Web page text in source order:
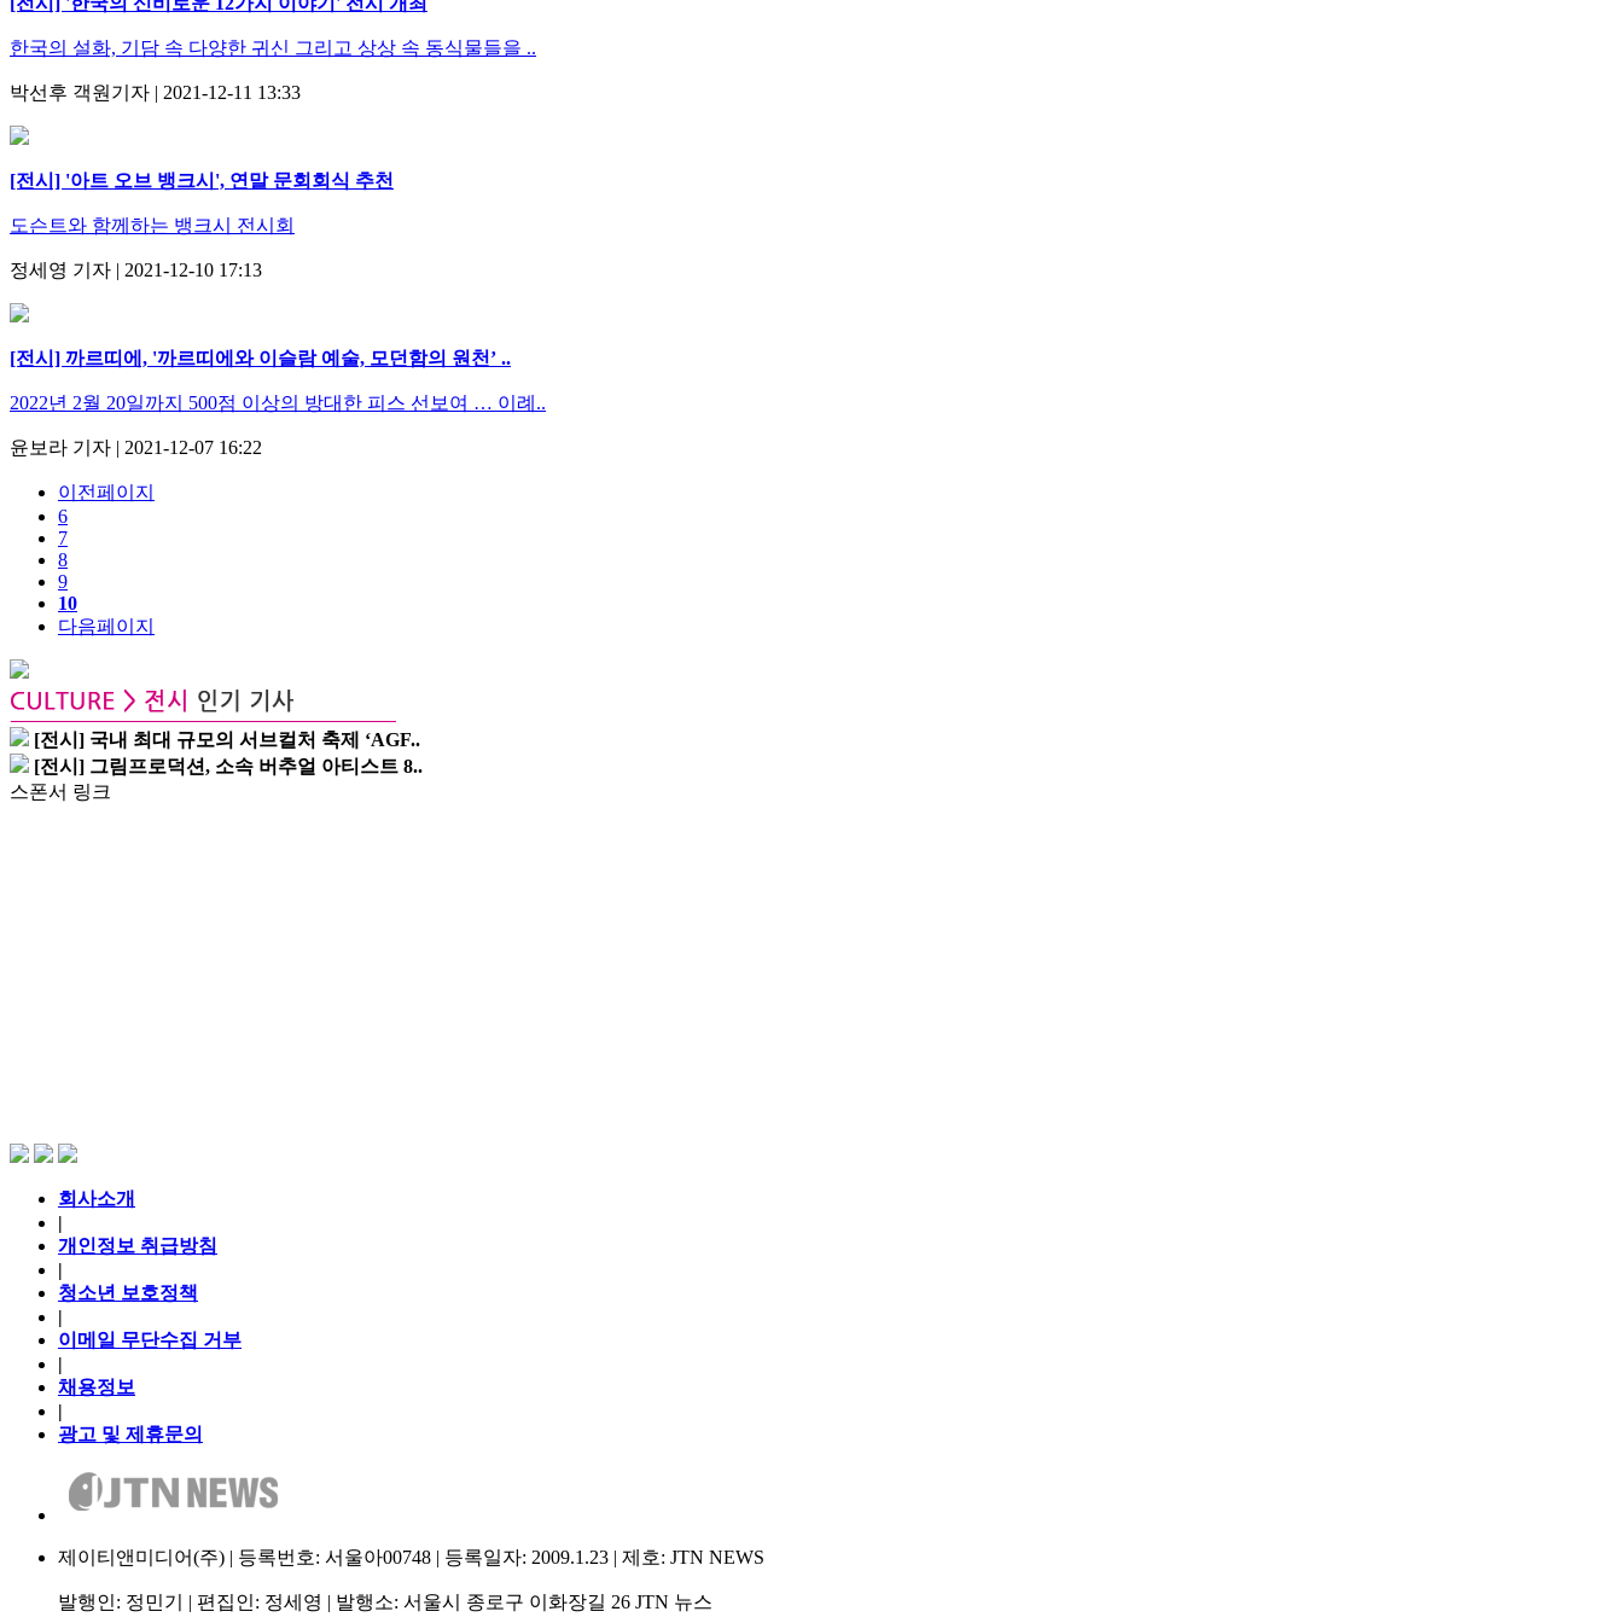
한국의 설화, 기담 속 다양한 귀신 그리고 상상 속 동식물들을 ..
박선후 객원기자 | 2021-12-11 13:33
[전시] '아트 오브 뱅크시', 연말 문회회식 추천
도슨트와 함께하는 뱅크시 전시회
정세영 기자 | 2021-12-10 17:13
[전시] 까르띠에, '까르띠에와 이슬람 예술, 모던함의 원천’ ..
2022년 2월 20일까지 500점 이상의 방대한 피스 선보여 … 이례..
윤보라 기자 | 2021-12-07 16:22
이전페이지
6
7
8
9
10
다음페이지
[전시] 국내 최대 규모의 서브컬처 축제 ‘AGF..
[전시] 그림프로덕션, 소속 버추얼 아티스트 8..
스폰서 링크
회사소개
|
개인정보 취급방침
|
청소년 보호정책
|
이메일 무단수집 거부
|
채용정보
|
광고 및 제휴문의
제이티앤미디어(주) | 등록번호: 서울아00748 | 등록일자: 2009.1.23 | 제호: JTN NEWS
발행인: 정민기 | 편집인: 정세영 | 발행소: 서울시 종로구 이화장길 26 JTN 뉴스